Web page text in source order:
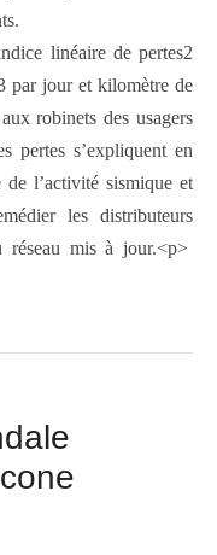
linéaire de pertes2
par jour et kilomètre de
robinets des usagers
pertes s’expliquent en
l’activité sismique et
les distributeurs
réseau mis à jour.<p>